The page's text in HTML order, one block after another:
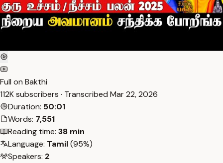
Full on Bakthi
112K subscribers · Transcribed Mar 22, 2026
Duration: 50:01
Words: 7,551
Reading time: 38 min
Language: Tamil(95%)
Speakers: 2